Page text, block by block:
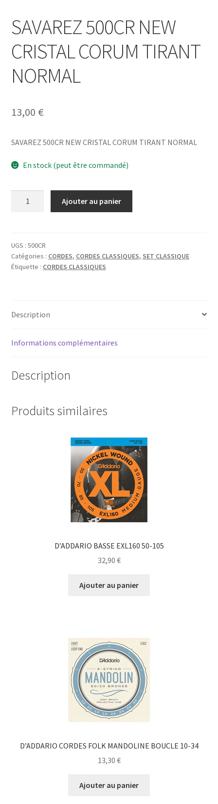
SAVAREZ 500CR NEW
CRISTAL CORUM TIRANT
NORMAL
13,00 €
SAVAREZ 500CR NEW CRISTAL CORUM TIRANT NORMAL
En stock (peut être commandé)
NEW
CRISTAL
CORUM
Ajouter au panier
UGS : 500CR
Catégories : CORDES, CORDES CLASSIQUES, SET CLASSIQUE
Étiquette : CORDES CLASSIQUES
Description
Informations complémentaires
Description
Produits similaires
D’ADDARIO BASSE EXL160 50-105
32,90 €
Ajouter au panier
D’ADDARIO CORDES FOLK MANDOLINE BOUCLE 10-34
13,30 €
Ajouter au panier